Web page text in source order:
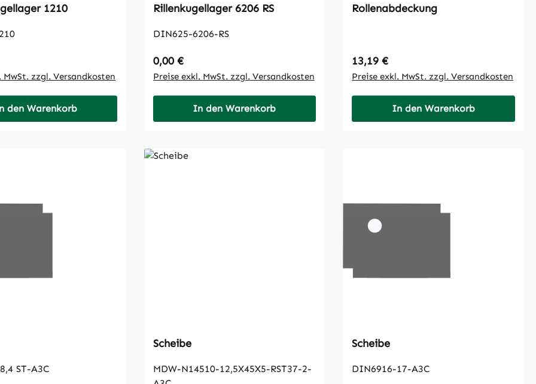
1210
MwSt. zzgl. Versandkosten
den Warenkorb
Rillenkugellager 6206 RS
DIN625-6206-RS
Regulärer Preis:
0,00 €
Preise exkl. MwSt. zzgl. Versandkosten
In den Warenkorb
Rollenabdeckung
Regulärer Preis:
13,19 €
Preise exkl. MwSt. zzgl. Versandkosten
In den Warenkorb
ST-A3C
Scheibe
MDW-N14510-12,5X45X5-RST37-2-
Scheibe
DIN6916-17-A3C